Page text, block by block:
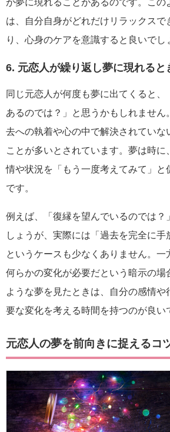
が夢に現れることがあるのです。この
は、自分自身がどれだけリラックスで
り、心身のケアを意識すると良いでし
6. 元恋人が繰り返し夢に現れると
同じ元恋人が何度も夢に出てくると、
あるのでは？」と思うかもしれません
去への執着や心の中で解決されていな
ことが多いとされています。夢は時に
情や状況を「もう一度考えてみて」と
です。
例えば、「復縁を望んでいるのでは？
しょうが、実際には「過去を完全に手
というケースも少なくありません。一
何らかの変化が必要だという暗示の場
ような夢を見たときは、自分の感情や
要な変化を考える時間を持つのが良い
元恋人の夢を前向きに捉えるコ